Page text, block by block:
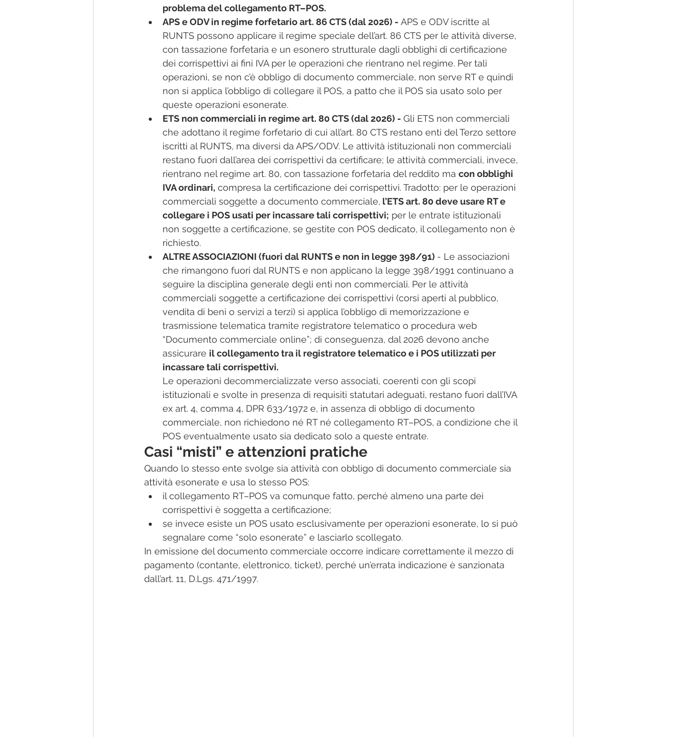
problema del collegamento RT–POS.​
APS e ODV in regime forfetario art. 86 CTS (dal 2026) - APS e ODV iscritte al
RUNTS possono applicare il regime speciale dell’art. 86 CTS per le attività diverse,
con tassazione forfetaria e un esonero strutturale dagli obblighi di certificazione
dei corrispettivi ai fini IVA per le operazioni che rientrano nel regime.​ Per tali
operazioni, se non c’è obbligo di documento commerciale, non serve RT e quindi
non si applica l’obbligo di collegare il POS, a patto che il POS sia usato solo per
queste operazioni esonerate.​
ETS non commerciali in regime art. 80 CTS (dal 2026) - Gli ETS non commerciali
che adottano il regime forfetario di cui all’art. 80 CTS restano enti del Terzo settore
iscritti al RUNTS, ma diversi da APS/ODV.​ Le attività istituzionali non commerciali
restano fuori dall’area dei corrispettivi da certificare; le attività commerciali, invece,
rientrano nel regime art. 80, con tassazione forfetaria del reddito ma con obblighi
IVA ordinari, compresa la certificazione dei corrispettivi.​ Tradotto: per le operazioni
commerciali soggette a documento commerciale, l’ETS art. 80 deve usare RT e
collegare i POS usati per incassare tali corrispettivi; per le entrate istituzionali
non soggette a certificazione, se gestite con POS dedicato, il collegamento non è
richiesto.​
ALTRE ASSOCIAZIONI (fuori dal RUNTS e non in legge 398/91) - Le associazioni
che rimangono fuori dal RUNTS e non applicano la legge 398/1991 continuano a
seguire la disciplina generale degli enti non commerciali.​ Per le attività
commerciali soggette a certificazione dei corrispettivi (corsi aperti al pubblico,
vendita di beni o servizi a terzi) si applica l’obbligo di memorizzazione e
trasmissione telematica tramite registratore telematico o procedura web
“Documento commerciale online”; di conseguenza, dal 2026 devono anche
assicurare il collegamento tra il registratore telematico e i POS utilizzati per
incassare tali corrispettivi.
Le operazioni decommercializzate verso associati, coerenti con gli scopi
istituzionali e svolte in presenza di requisiti statutari adeguati, restano fuori dall’IVA
ex art. 4, comma 4, DPR 633/1972 e, in assenza di obbligo di documento
commerciale, non richiedono né RT né collegamento RT–POS, a condizione che il
POS eventualmente usato sia dedicato solo a queste entrate.
Casi “misti” e attenzioni pratiche
Quando lo stesso ente svolge sia attività con obbligo di documento commerciale sia
attività esonerate e usa lo stesso POS:​
il collegamento RT–POS va comunque fatto, perché almeno una parte dei
corrispettivi è soggetta a certificazione;​
se invece esiste un POS usato esclusivamente per operazioni esonerate, lo si può
segnalare come “solo esonerate” e lasciarlo scollegato.​
In emissione del documento commerciale occorre indicare correttamente il mezzo di
pagamento (contante, elettronico, ticket), perché un’errata indicazione è sanzionata
dall’art. 11, D.Lgs. 471/1997.​